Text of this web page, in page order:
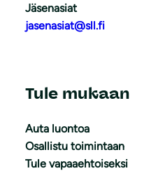
Jäsenasiat
jasenasiat@sll.fi
Tule mukaan
Auta luontoa
Osallistu toimintaan
Tule vapaaehtoiseksi